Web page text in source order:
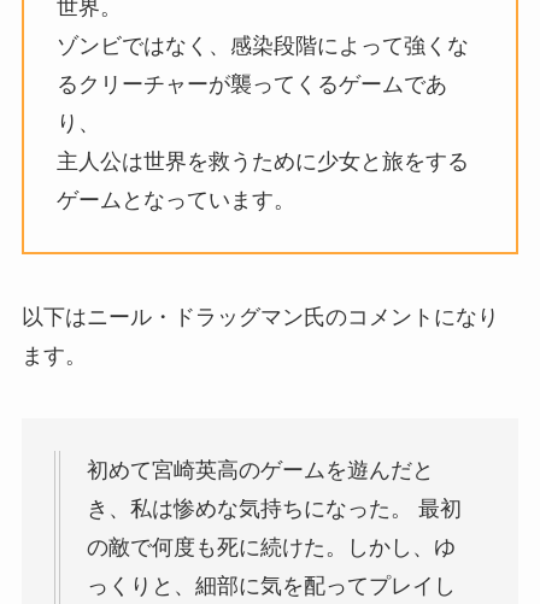
世界。
ゾンビではなく、感染段階によって強くな
るクリーチャーが襲ってくるゲームであ
り、
主人公は世界を救うために少女と旅をする
ゲームとなっています。
以下はニール・ドラッグマン氏のコメントになり
ます。
初めて宮崎英高のゲームを遊んだと
き、私は惨めな気持ちになった。 最初
の敵で何度も死に続けた。しかし、ゆ
っくりと、細部に気を配ってプレイし